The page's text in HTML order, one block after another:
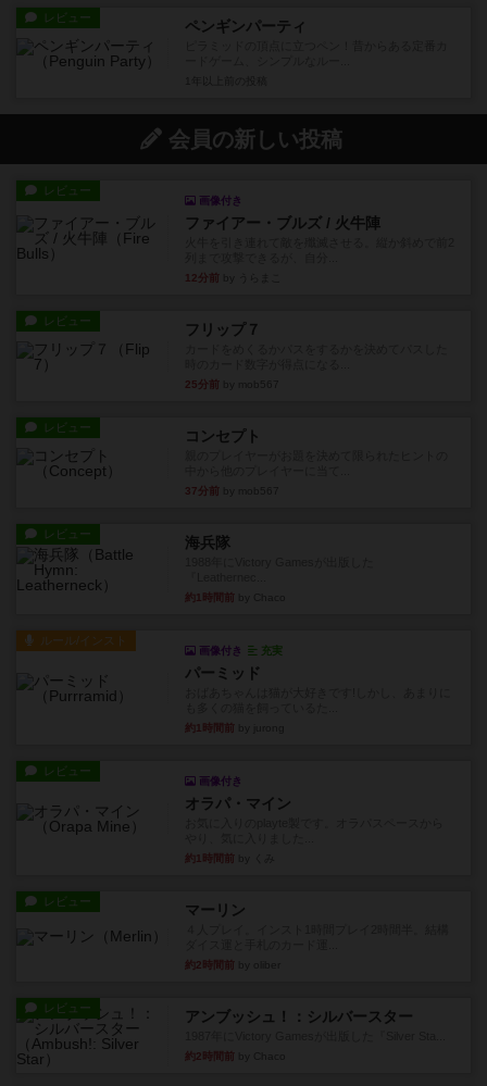
レビュー ペンギンパーティ
会員の新しい投稿
レビュー
画像付き
ファイアー・ブルズ / 火牛陣
12分前
レビュー フリップ７
25分前
レビュー コンセプト
37分前
レビュー 海兵隊
約1時間前
ルール/インスト
画像付き 充実
パーミッド
約1時間前
レビュー
画像付き
オラパ・マイン
約1時間前
レビュー マーリン
約2時間前
レビュー アンブッシュ！：シルバースター
約2時間前